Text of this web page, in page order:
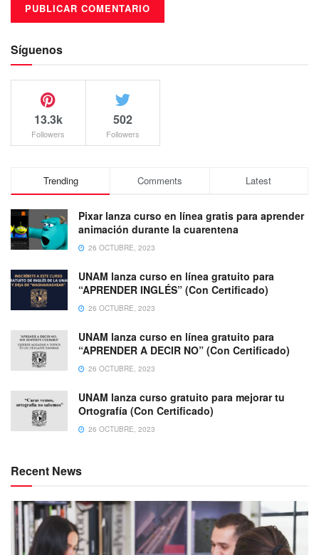
Síguenos
13.3k
Followers
502
Followers
Trending Comments Latest
Pixar lanza curso en línea gratis para aprender
animación durante la cuarentena
26 OCTUBRE, 2023
UNAM lanza curso en línea gratuito para
“APRENDER INGLÉS” (Con Certificado)
26 OCTUBRE, 2023
UNAM lanza curso en línea gratuito para
“APRENDER A DECIR NO” (Con Certificado)
26 OCTUBRE, 2023
UNAM lanza curso gratuito para mejorar tu
Ortografía (Con Certificado)
26 OCTUBRE, 2023
Recent News